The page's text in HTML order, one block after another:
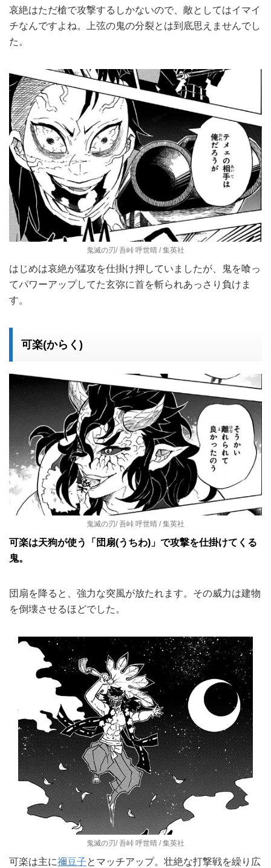
哀絶はただ槍で攻撃するしかないので、敵としてはイマイ
チなんですよね。上弦の鬼の分裂とは到底思えませんでし
た。
鬼滅の刃/ 吾峠 呼世晴 / 集英社
はじめは哀絶が猛攻を仕掛け押していましたが、鬼を喰っ
てパワーアップしてた玄弥に首を斬られあっさり負けま
す。
可楽(からく)
鬼滅の刃/ 吾峠 呼世晴 / 集英社
可楽は天狗が使う「団扇(うちわ)」で攻撃を仕掛けてくる
鬼。
団扇を降ると、強力な突風が放たれます。その威力は建物
を倒壊させるほどでした。
鬼滅の刃/ 吾峠 呼世晴 / 集英社
可楽は主に禰豆子とマッチアップ。壮絶な打撃戦を繰り広